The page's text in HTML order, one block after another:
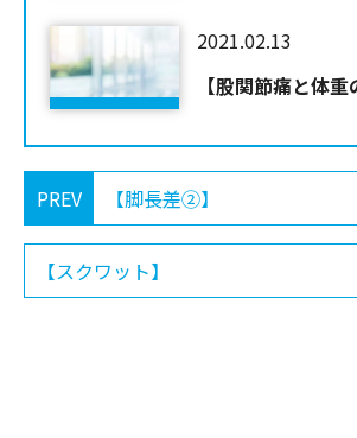
2021.02.13
【股関節痛と体重
PREV 【脚長差②】
【スクワット】